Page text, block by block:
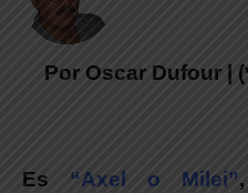
Por Oscar Dufour |
Es “Axel o Milei”